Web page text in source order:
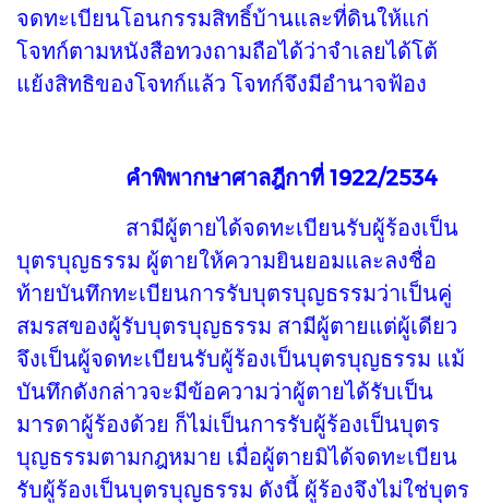
จดทะเบียนโอนกรรมสิทธิ์บ้านและที่ดินให้แก่
โจทก์ตามหนังสือทวงถามถือได้ว่าจำเลยได้โต้
แย้งสิทธิของโจทก์แล้ว โจทก์จึงมีอำนาจฟ้อง
คำพิพากษาศาลฎีกาที่ 1922/2534
สามีผู้ตายได้จดทะเบียนรับผู้ร้องเป็น
บุตรบุญธรรม ผู้ตายให้ความยินยอมและลงชื่อ
ท้ายบันทึกทะเบียนการรับบุตรบุญธรรมว่าเป็นคู่
สมรสของผู้รับบุตรบุญธรรม สามีผู้ตายแต่ผู้เดียว
จึงเป็นผู้จดทะเบียนรับผู้ร้องเป็นบุตรบุญธรรม แม้
บันทึกดังกล่าวจะมีข้อความว่าผู้ตายได้รับเป็น
มารดาผู้ร้องด้วย ก็ไม่เป็นการรับผู้ร้องเป็นบุตร
บุญธรรมตามกฎหมาย เมื่อผู้ตายมิได้จดทะเบียน
รับผู้ร้องเป็นบุตรบุญธรรม ดังนี้ ผู้ร้องจึงไม่ใช่บุตร